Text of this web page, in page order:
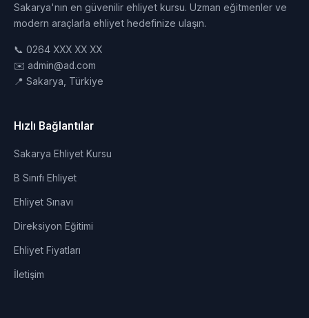
Sakarya'nın en güvenilir ehliyet kursu. Uzman eğitmenler ve
modern araçlarla ehliyet hedefinize ulaşın.
📞 0264 XXX XX XX
✉️ admin@ad.com
📍 Sakarya, Türkiye
Hızlı Bağlantılar
Sakarya Ehliyet Kursu
B Sınıfı Ehliyet
Ehliyet Sınavı
Direksiyon Eğitimi
Ehliyet Fiyatları
İletişim